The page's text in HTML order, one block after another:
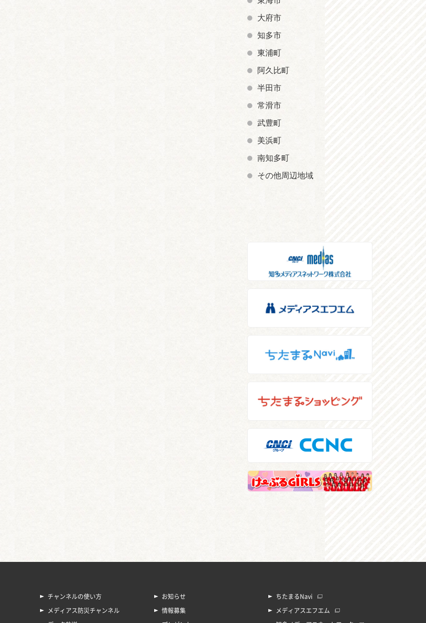
大府市
知多市
東浦町
阿久比町
半田市
常滑市
武豊町
美浜町
南知多町
その他周辺地域
チャンネルの使い方
メディアス防災チャンネル
お知らせ
情報募集
ちたまるNavi
メディアスエフエム